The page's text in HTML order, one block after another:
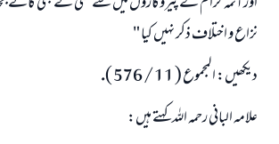
نزاع و اختلاف ذكر نہيں كيا "
ديكھيں: المجموع ( 11 / 576 ).
علامہ البانى رحمہ اللہ كہتے ہيں: